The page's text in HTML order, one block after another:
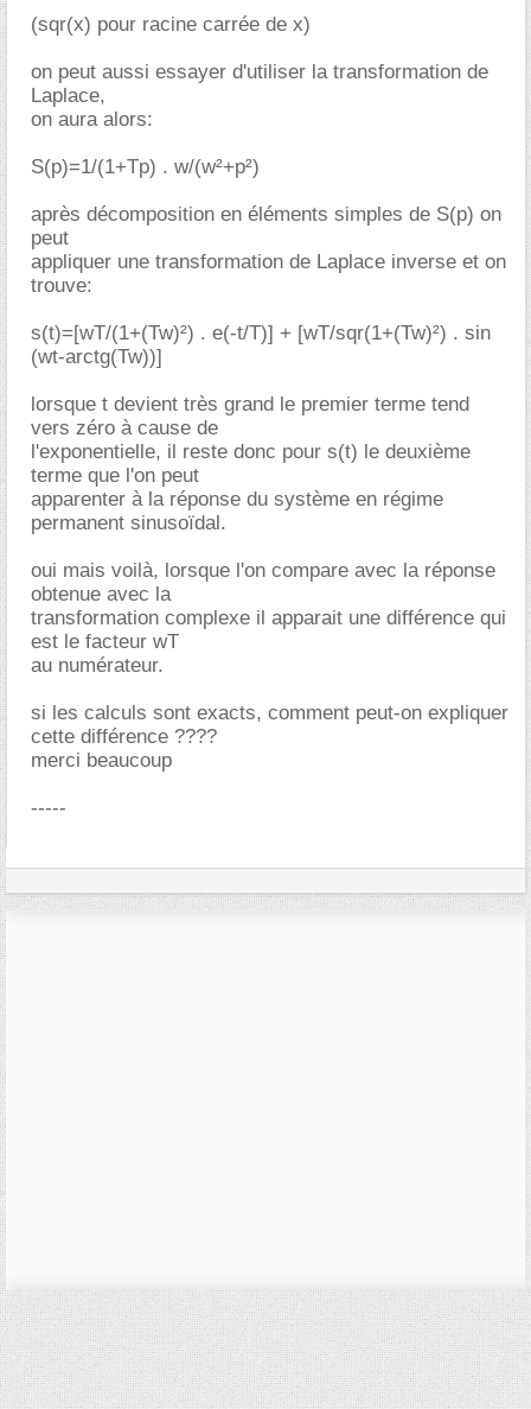
(sqr(x) pour racine carrée de x)
on peut aussi essayer d'utiliser la transformation de
Laplace,
on aura alors:
S(p)=1/(1+Tp) . w/(w²+p²)
après décomposition en éléments simples de S(p) on
peut
appliquer une transformation de Laplace inverse et on
trouve:
s(t)=[wT/(1+(Tw)²) . e(-t/T)] + [wT/sqr(1+(Tw)²) . sin
(wt-arctg(Tw))]
lorsque t devient très grand le premier terme tend
vers zéro à cause de
l'exponentielle, il reste donc pour s(t) le deuxième
terme que l'on peut
apparenter à la réponse du système en régime
permanent sinusoïdal.
oui mais voilà, lorsque l'on compare avec la réponse
obtenue avec la
transformation complexe il apparait une différence qui
est le facteur wT
au numérateur.
si les calculs sont exacts, comment peut-on expliquer
cette différence ????
merci beaucoup
-----